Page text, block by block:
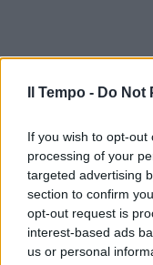
Il Tempo - Do Not
If you wish to opt-
processing of your
targeted advertising
section to confirm
opt-out request is
interest-based ads
us or personal